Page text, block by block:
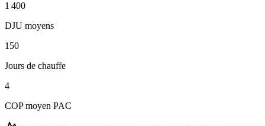
1 400
DJU moyens
150
Jours de chauffe
4
COP moyen PAC